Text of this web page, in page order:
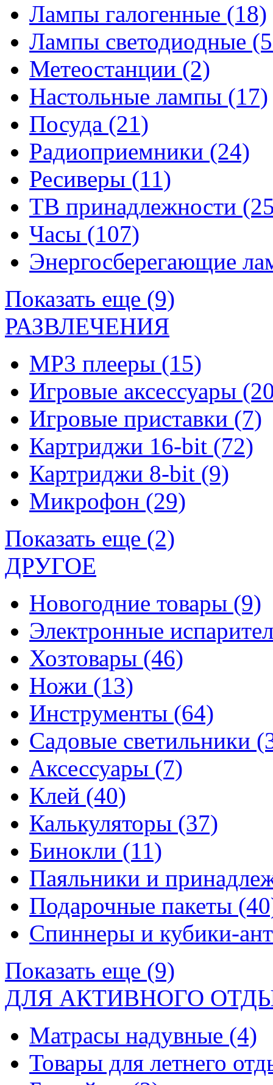
Лампы галогенные (18)
Лампы светодиодные
Метеостанции (2)
Настольные лампы (17)
Посуда (21)
Радиоприемники (24)
Ресиверы (11)
ТВ принадлежности
Часы (107)
Энергосберегающие
Показать еще (9)
РАЗВЛЕЧЕНИЯ
MP3 плееры (15)
Игровые аксессуары
Игровые приставки (7)
Картриджи 16-bit (72)
Картриджи 8-bit (9)
Микрофон (29)
Показать еще (2)
ДРУГОЕ
Новогодние товары (9)
Электронные
Хозтовары (46)
Ножи (13)
Инструменты (64)
Садовые светильники
Аксессуары (7)
Клей (40)
Калькуляторы (37)
Бинокли (11)
Паяльники и
Подарочные пакеты
Спиннеры и кубики-
Показать еще (9)
ДЛЯ АКТИВНОГО
Матрасы надувные (4)
Товары для летнего